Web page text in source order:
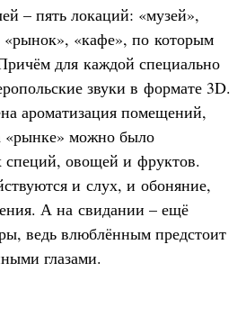
– пять локаций: «музей»,
«рынок», «кафе», по которым
для каждой специально
звуки в формате 3D.
ароматизация помещений,
«рынке» можно было
специй, овощей и фруктов.
и слух, и обоняние,
А на свидании – ещё
ведь влюблённым предстоит
глазами.